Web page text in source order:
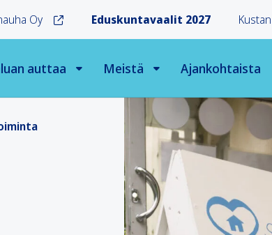
Oy Eduskuntavaalit 2027
auttaa Meistä Ajankohtaista